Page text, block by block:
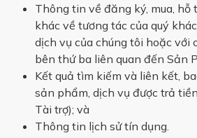
Thông tin về đăng ký, mua, hỗ
khác về tương tác của quý
dịch vụ của chúng tôi hoặc với
bên thứ ba liên quan đến Sản
Kết quả tìm kiếm và liên kết,
sản phẩm, dịch vụ được trả
Tài trợ); và
Thông tin lịch sử tín dụng.